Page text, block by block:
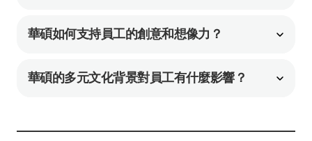
華碩如何支持員工的創意和想像力？
華碩的多元文化背景對員工有什麼影響？